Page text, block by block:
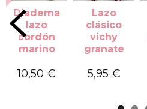
Diadema
lazo
cordón
marino
10,50 €
Lazo
clásico
vichy
granate
5,95 €